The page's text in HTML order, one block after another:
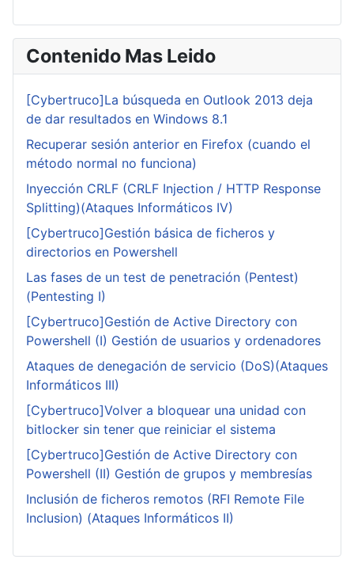
Contenido Mas Leido
[Cybertruco]La búsqueda en Outlook 2013 deja
de dar resultados en Windows 8.1
Recuperar sesión anterior en Firefox (cuando el
método normal no funciona)
Inyección CRLF (CRLF Injection / HTTP Response
Splitting)(Ataques Informáticos IV)
[Cybertruco]Gestión básica de ficheros y
directorios en Powershell
Las fases de un test de penetración (Pentest)
(Pentesting I)
[Cybertruco]Gestión de Active Directory con
Powershell (I) Gestión de usuarios y ordenadores
Ataques de denegación de servicio (DoS)(Ataques
Informáticos III)
[Cybertruco]Volver a bloquear una unidad con
bitlocker sin tener que reiniciar el sistema
[Cybertruco]Gestión de Active Directory con
Powershell (II) Gestión de grupos y membresías
Inclusión de ficheros remotos (RFI Remote File
Inclusion) (Ataques Informáticos II)